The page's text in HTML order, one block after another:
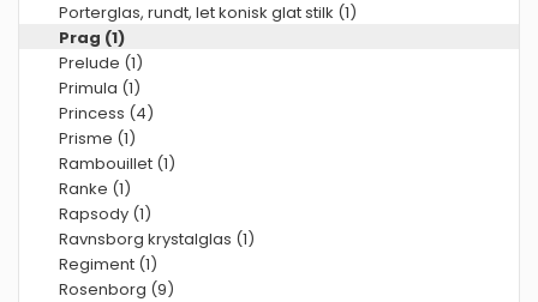
Porterglas, rundt, let konisk glat stilk (1)
Prag (1)
Prelude (1)
Primula (1)
Princess (4)
Prisme (1)
Rambouillet (1)
Ranke (1)
Rapsody (1)
Ravnsborg krystalglas (1)
Regiment (1)
Rosenborg (9)